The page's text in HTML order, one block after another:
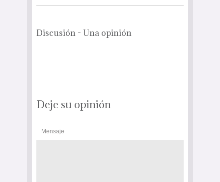
Discusión - Una opinión
Deje su opinión
Mensaje